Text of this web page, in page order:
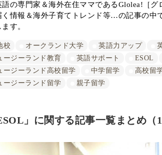
語の専門家＆海外在住ママであるGlolea!［
く情報＆海外子育てトレンド等…の記事の中
す。
校 オークランド大学 英語力アップ
ージーランド教育
英語サポート ESOL
ージーランド高校留学
中学留学 高校留
ージーランド留学
親子留学
」に関する記事一覧まとめ（1